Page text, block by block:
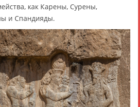
как Карены, Сурены,
и Спандияды.